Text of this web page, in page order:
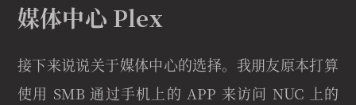
媒体中心 Plex
接下来说说关于媒体中心的选择。我朋友原本打算
使用 SMB 通过手机上的 APP 来访问 NUC 上的